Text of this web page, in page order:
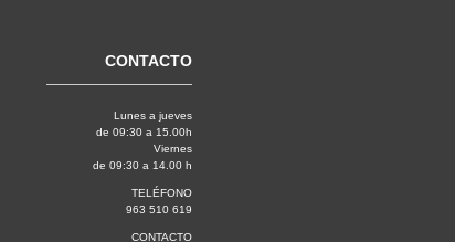
CONTACTO
Lunes a jueves
de 09:30 a 15.00h
Viernes
de 09:30 a 14.00 h
TELÉFONO
963 510 619
CONTACTO